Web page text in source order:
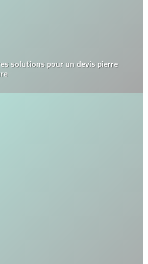
solutions pour un devis pierre